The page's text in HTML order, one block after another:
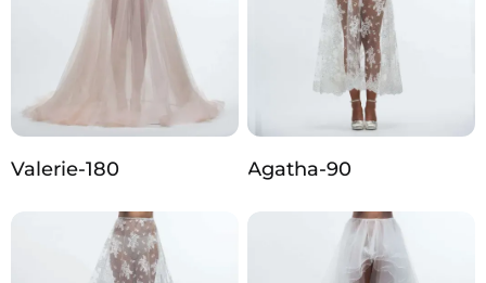
Valerie-180 Agatha-90